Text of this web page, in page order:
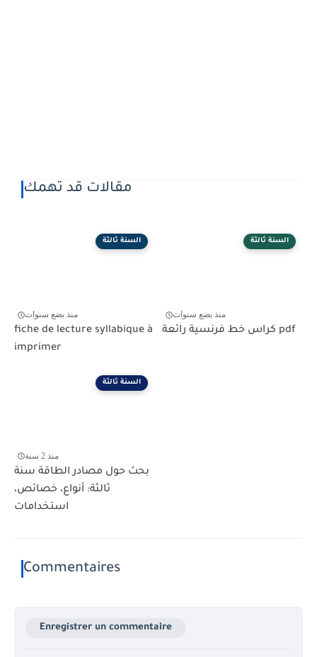
مقالات قد تهمك
السنة ثالثة
منذ بضع سنوات
fiche de lecture syllabique à
imprimer
السنة ثالثة
منذ بضع سنوات
كراس خط فرنسية رائعة pdf
السنة ثالثة
منذ 2 سنة
بحث حول مصادر الطاقة سنة
ثالثة: أنواع، خصائص،
استخدامات
Commentaires
Enregistrer un commentaire